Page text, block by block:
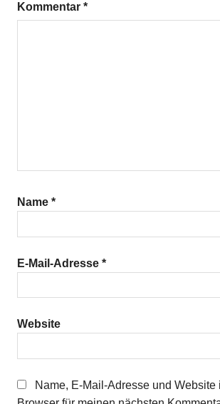
Kommentar *
Name *
E-Mail-Adresse *
Website
Name, E-Mail-Adresse und Website